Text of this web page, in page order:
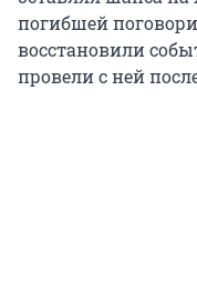
погибшей
восстановили
провели с ней